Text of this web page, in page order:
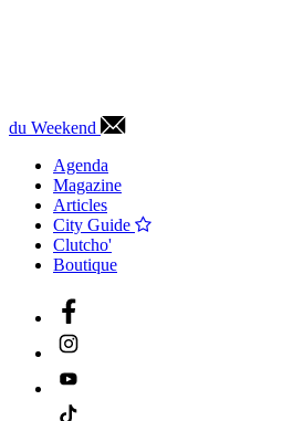
du Weekend
Agenda
Magazine
Articles
City Guide
Clutcho'
Boutique